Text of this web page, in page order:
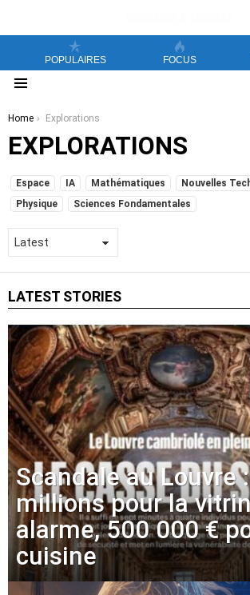
POPULAIRES FOCUS
You are here:
Home Explorations
EXPLORATIONS
SUBTERMS
Espace IA Mathématiques
Nouvelles
Physique
Sciences Fondamentales
LATEST STORIES
Scandale au Louvre
millions pour la
alarme, 500 000 €
cuisine